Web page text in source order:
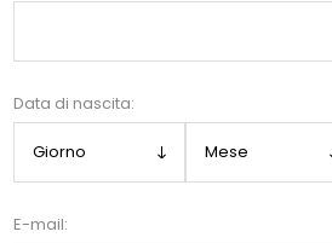
Data di nascita:
E-mail: